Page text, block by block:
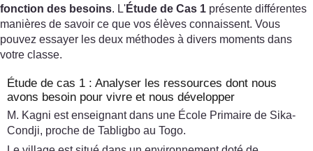
fonction des besoins. L'Étude de Cas 1 présente différentes
manières de savoir ce que vos élèves connaissent. Vous
pouvez essayer les deux méthodes à divers moments dans
votre classe.
Étude de cas 1 : Analyser les ressources dont nous
avons besoin pour vivre et nous développer
M. Kagni est enseignant dans une École Primaire de Sika-
Condji, proche de Tabligbo au Togo.